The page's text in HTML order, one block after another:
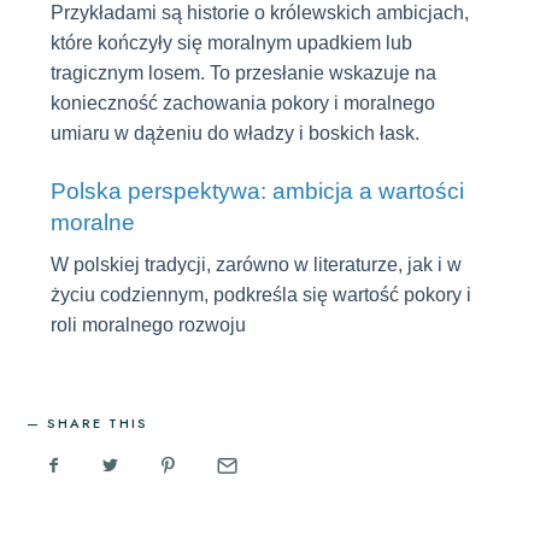
Przykładami są historie o królewskich ambicjach,
które kończyły się moralnym upadkiem lub
tragicznym losem. To przesłanie wskazuje na
konieczność zachowania pokory i moralnego
umiaru w dążeniu do władzy i boskich łask.
Polska perspektywa: ambicja a wartości
moralne
W polskiej tradycji, zarówno w literaturze, jak i w
życiu codziennym, podkreśla się wartość pokory i
roli moralnego rozwoju
SHARE THIS